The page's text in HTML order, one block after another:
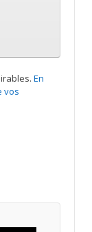
En
vos